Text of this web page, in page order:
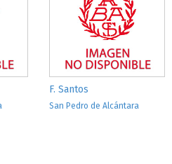
F. Santos
San Pedro de Alcántara